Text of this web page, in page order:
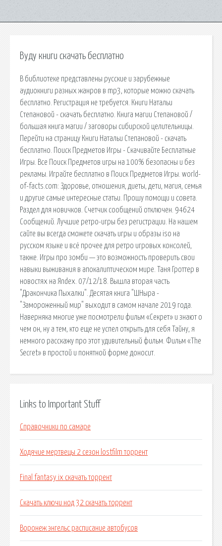
Вуду книги скачать бесплатно
В библиотеке представлены русские и зарубежные
аудиокниги разных жанров в mp3, которые можно скачать
бесплатно. Регистрация не требуется. Книги Натальи
Степановой - скачать бесплатно. Книга магии Степановой /
большая книга магии / заговоры сибирской целительницы.
Перейти на страницу Книги Натальи Степановой - скачать
бесплатно. Поиск Предметов Игры - Скачивайте Бесплатные
Игры. Все Поиск Предметов игры на 100% безопасны и без
рекламы. Играйте бесплатно в Поиск Предметов Игры. world-
of-facts.com: Здоровье, отношения, диеты, дети, магия, семья
и другие самые интересные статьи. Прошу помощи и совета.
Раздел для новичков. Счетчик сообщений отключен. 94624
Сообщений. Лучшие ретро-игры без регистрации. На нашем
сайте вы всегда сможете скачать игры и образы iso на
русском языке и всё прочее для ретро игровых консолей,
также. Игры про зомби — это возможность проверить свои
навыки выживания в апокалиптическом мире. Таня Гроттер в
новостях на Яndex. 07/12/18. Вышла вторая часть
"Дракончика Пыхалки". Десятая книга "ШНыра -
"Замороженный мир" выходит в самом начале 2019 года.
Наверняка многие уже посмотрели фильм «Секрет» и знают о
чем он, ну а тем, кто еще не успел открыть для себя Тайну, я
немного расскажу про этот удивительный фильм. Фильм «The
Secret» в простой и понятной форме доносит.
Links to Important Stuff
Справочники по самаре
Ходячие мертвецы 2 сезон lostfilm торрент
Final fantasy ix скачать торрент
Скачать ключи нод 32 скачать торрент
Воронеж энгельс расписание автобусов